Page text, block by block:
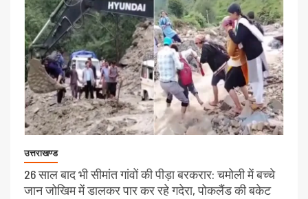
उत्तराखण्ड
26 साल बाद भी सीमांत गांवों की पीड़ा बरकरार: चमोली में बच्चे
जान जोखिम में डालकर पार कर रहे गदेरा, पोकलैंड की बकेट